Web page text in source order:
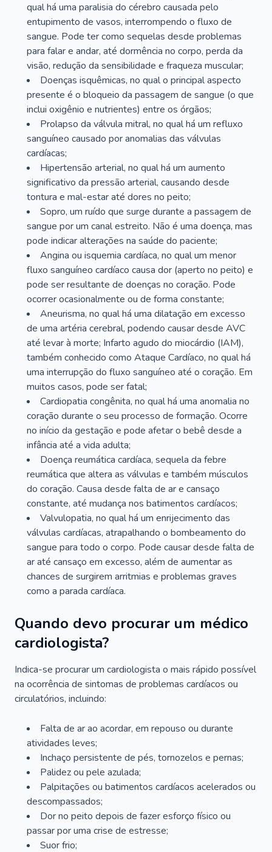
qual há uma paralisia do cérebro causada pelo
entupimento de vasos, interrompendo o fluxo de
sangue. Pode ter como sequelas desde problemas
para falar e andar, até dormência no corpo, perda da
visão, redução da sensibilidade e fraqueza muscular;
Doenças isquêmicas, no qual o principal aspecto
presente é o bloqueio da passagem de sangue (o que
inclui oxigênio e nutrientes) entre os órgãos;
Prolapso da válvula mitral, no qual há um refluxo
sanguíneo causado por anomalias das válvulas
cardíacas;
Hipertensão arterial, no qual há um aumento
significativo da pressão arterial, causando desde
tontura e mal-estar até dores no peito;
Sopro, um ruído que surge durante a passagem de
sangue por um canal estreito. Não é uma doença, mas
pode indicar alterações na saúde do paciente;
Angina ou isquemia cardíaca, no qual um menor
fluxo sanguíneo cardíaco causa dor (aperto no peito) e
pode ser resultante de doenças no coração. Pode
ocorrer ocasionalmente ou de forma constante;
Aneurisma, no qual há uma dilatação em excesso
de uma artéria cerebral, podendo causar desde AVC
até levar à morte; Infarto agudo do miocárdio (IAM),
também conhecido como Ataque Cardíaco, no qual há
uma interrupção do fluxo sanguíneo até o coração. Em
muitos casos, pode ser fatal;
Cardiopatia congênita, no qual há uma anomalia no
coração durante o seu processo de formação. Ocorre
no início da gestação e pode afetar o bebê desde a
infância até a vida adulta;
Doença reumática cardíaca, sequela da febre
reumática que altera as válvulas e também músculos
do coração. Causa desde falta de ar e cansaço
constante, até mudança nos batimentos cardíacos;
Valvulopatia, no qual há um enrijecimento das
válvulas cardíacas, atrapalhando o bombeamento do
sangue para todo o corpo. Pode causar desde falta de
ar até cansaço em excesso, além de aumentar as
chances de surgirem arritmias e problemas graves
como a parada cardíaca.
Quando devo procurar um médico
cardiologista?
Indica-se procurar um cardiologista o mais rápido possível
na ocorrência de sintomas de problemas cardíacos ou
circulatórios, incluindo:
Falta de ar ao acordar, em repouso ou durante
atividades leves;
Inchaço persistente de pés, tornozelos e pernas;
Palidez ou pele azulada;
Palpitações ou batimentos cardíacos acelerados ou
descompassados;
Dor no peito depois de fazer esforço físico ou
passar por uma crise de estresse;
Suor frio;